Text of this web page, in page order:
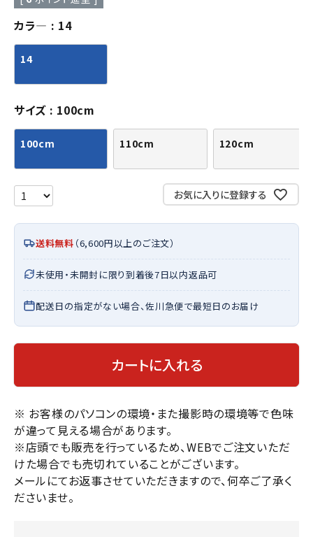
カラ― 14
14
サイズ 100cm
100cm 110cm 120cm
お気に入りに登録する
送料無料 （6,600円以上のご注文）
未使用・未開封に限り到着後7日以内返品可
配送日の指定がない場合、佐川急便で最短日のお届け
カートに入れる
※ お客様のパソコンの環境・また撮影時の環境等で色味
が違って見える場合があります。
※店頭でも販売を行っているため、WEBでご注文いただ
けた場合でも売切れていることがございます。
メールにてお返事させていただきますので、何卒ご了承く
ださいませ。